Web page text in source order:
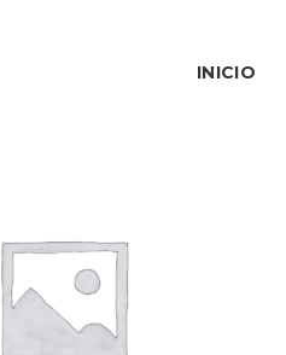
INICIO